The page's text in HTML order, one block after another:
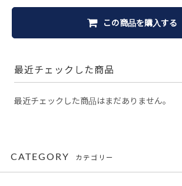
この商品を購入する
最近チェックした商品
最近チェックした商品はまだありません。
CATEGORY カテゴリー